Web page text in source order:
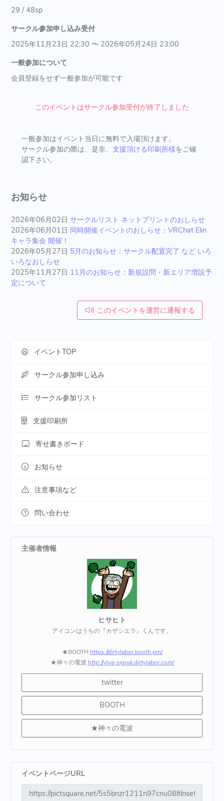
29 / 48sp
サークル参加申し込み受付
2025年11月23日 22:30 〜 2026年05月24日 23:00
一般参加について
会員登録をせず一般参加が可能です
このイベントはサークル参加受付が終了しました
一般参加はイベント当日に無料で入場頂けます。
サークル参加の際は、是非、 支援頂ける印刷所様をご確
認下さい。
お知らせ
2026年06月02日 サークルリスト ネットプリントのおしらせ
2026年06月01日 同時開催イベントのおしらせ：VRChat Elin
キャラ集会 開催！
2026年05月27日 5月のお知らせ：サークル配置完了 など いろ
いろなおしらせ
2025年11月27日 11月のお知らせ：新規設問・新エリア増設予
定について
このイベントを運営に通報する
イベントTOP
サークル参加申し込み
サークル参加リスト
支援印刷所
寄せ書きボード
お知らせ
注意事項など
問い合わせ
主催者情報
ヒサヒト
アイコンはうちの『カザシエラ』くんです。
★BOOTH https://dirtylabor.booth.pm/
★神々の電波 http://ylva-signal.dirtylabor.com/
twitter
BOOTH
★神々の電波
イベントページURL